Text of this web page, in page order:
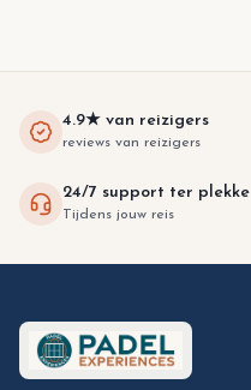
4.9★ van reizigers
reviews van reizigers
24/7 support ter plekke
Tijdens jouw reis